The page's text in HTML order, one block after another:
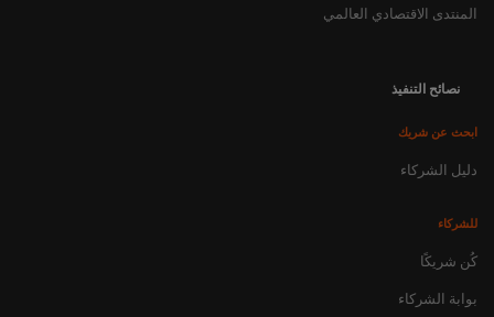
المنتدى الاقتصادي العالمي
نصائح التنفيذ
ابحث عن شريك
دليل الشركاء
للشركاء
كُن شريكًا
بوابة الشركاء